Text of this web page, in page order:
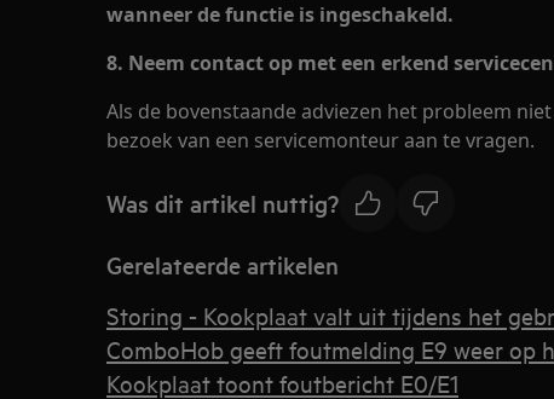
wanneer de functie is ingeschakeld.
8. Neem contact op met een erkend
Als de bovenstaande adviezen het probleem
bezoek van een servicemonteur aan te vragen.
Was dit artikel nuttig?
Gerelateerde artikelen
Storing - Kookplaat valt uit tijdens het
ComboHob geeft foutmelding E9 weer op
Kookplaat toont foutbericht E0/E1